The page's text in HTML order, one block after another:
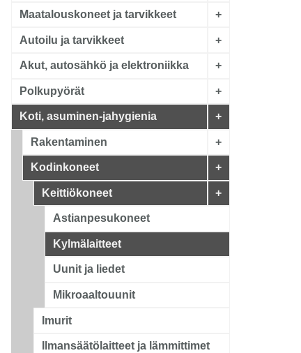
Maatalouskoneet ja tarvikkeet +
Autoilu ja tarvikkeet +
Akut, autosähkö ja elektroniikka +
Polkupyörät +
Koti, asuminen-jahygienia +
Rakentaminen +
Kodinkoneet +
Keittiökoneet +
Astianpesukoneet
Kylmälaitteet
Uunit ja liedet
Mikroaaltouunit
Imurit
Ilmansäätölaitteet ja lämmittimet